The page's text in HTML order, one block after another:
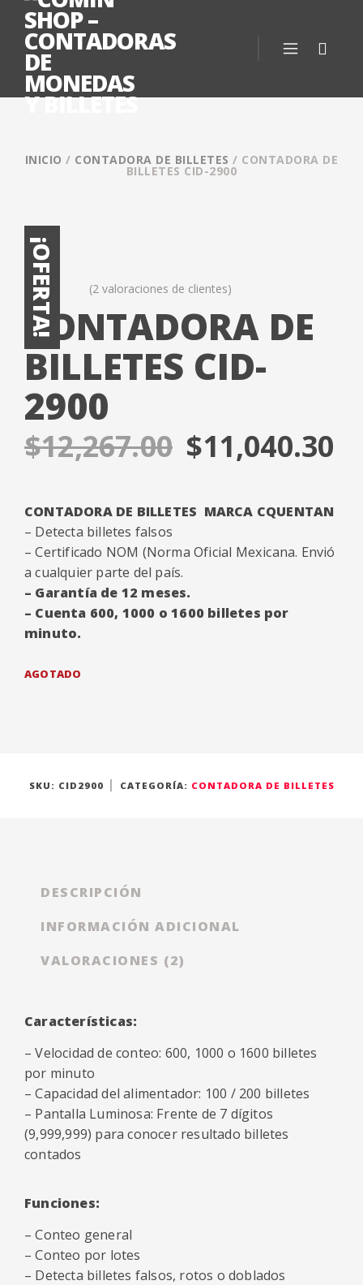
INICIO / CONTADORA DE BILLETES / CONTADORA DE
BILLETES CID-2900
¡OFERTA!
Valorado
5.00sobre 5
basado en
puntuaciones
de clientes
(2valoraciones de clientes)
CONTADORA DE
BILLETES CID-
2900
$12,267.00 $11,040.30
CONTADORA DE BILLETES MARCA CQUENTAN
– Detecta billetes falsos
– Certificado NOM (Norma Oficial Mexicana. Envió
a cualquier parte del país.
– Garantía de 12 meses.
– Cuenta 600, 1000 o 1600 billetes por
minuto.
AGOTADO
SKU: CID2900 CATEGORÍA: CONTADORA DE BILLETES
DESCRIPCIÓN
INFORMACIÓN ADICIONAL
VALORACIONES (2)
Características:
– Velocidad de conteo: 600, 1000 o 1600 billetes
por minuto
– Capacidad del alimentador: 100 / 200 billetes
– Pantalla Luminosa: Frente de 7 dígitos
(9,999,999) para conocer resultado billetes
contados
Funciones:
– Conteo general
– Conteo por lotes
– Detecta billetes falsos, rotos o doblados